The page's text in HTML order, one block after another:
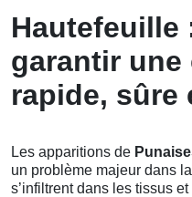
Hautefeuille
garantir une
rapide, sûre
Les apparitions de
un problème majeur dans
s’infiltrent dans les tissus